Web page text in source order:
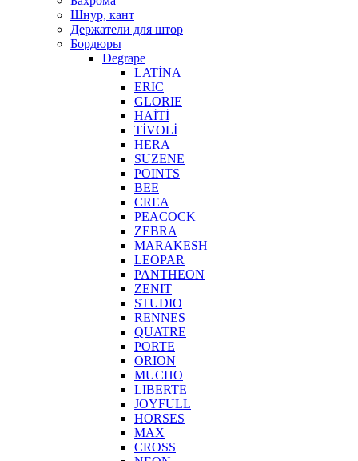
Шнур, кант
Держатели для штор
Бордюры
Degrape
LATİNA
ERIC
GLORIE
HAİTİ
TİVOLİ
HERA
SUZENE
POINTS
BEE
CREA
PEACOCK
ZEBRA
MARAKESH
LEOPAR
PANTHEON
ZENIT
STUDIO
RENNES
QUATRE
PORTE
ORION
MUCHO
LIBERTE
JOYFULL
HORSES
MAX
CROSS